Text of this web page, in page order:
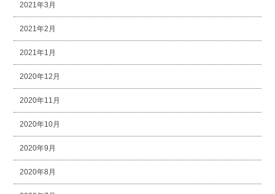
2021年3月
2021年2月
2021年1月
2020年12月
2020年11月
2020年10月
2020年9月
2020年8月